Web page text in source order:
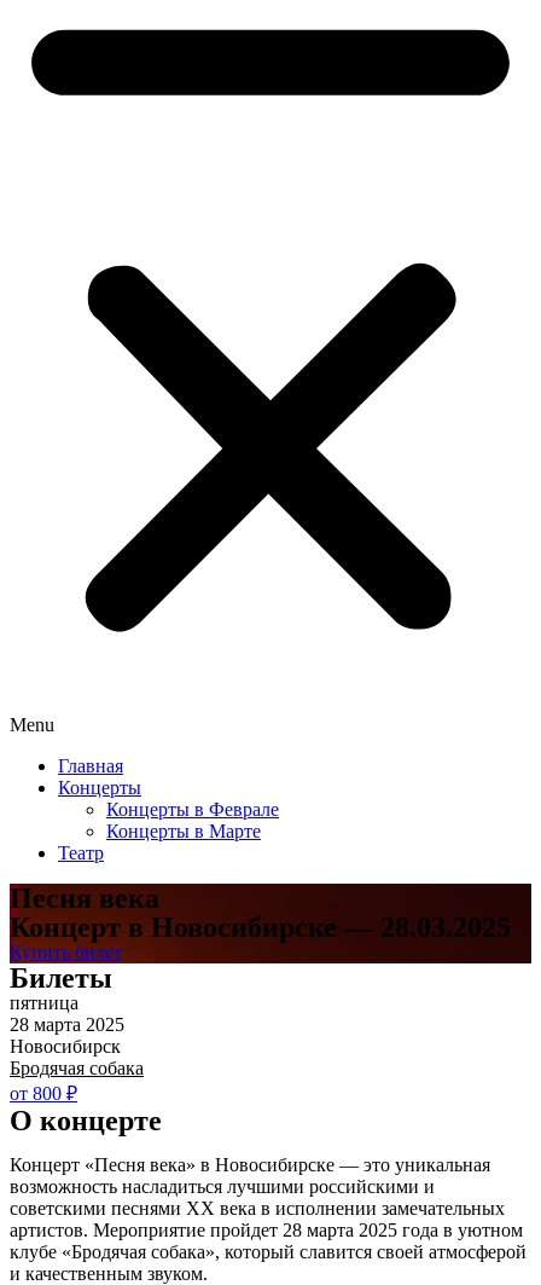
Menu
Главная
Концерты
Концерты в Феврале
Концерты в Марте
Театр
Песня века
Концерт в Новосибирске — 28.03.2025
Купить билет
Билеты
пятница
28 марта 2025
Новосибирск
Бродячая собака
от 800 ₽
О концерте
Концерт «Песня века» в Новосибирске — это уникальная
возможность насладиться лучшими российскими и
советскими песнями XX века в исполнении замечательных
артистов. Мероприятие пройдет 28 марта 2025 года в уютном
клубе «Бродячая собака», который славится своей атмосферой
и качественным звуком.